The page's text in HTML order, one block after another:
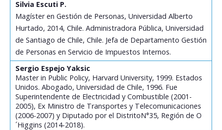
Silvia Escuti P.
Magíster en Gestión de Personas, Universidad Alberto
Hurtado, 2014, Chile. Administradora Pública, Universidad
de Santiago de Chile, Chile. Jefa de Departamento Gestión
de Personas en Servicio de Impuestos Internos.
Sergio Espejo Yaksic
Master in Public Policy, Harvard University, 1999. Estados
Unidos. Abogado, Universidad de Chile, 1996. Fue
Superintendente de Electricidad y Combustible (2001-
2005), Ex Ministro de Transportes y Telecomunicaciones
(2006-2007) y Diputado por el DistritoN°35, Región de O
´Higgins (2014-2018).